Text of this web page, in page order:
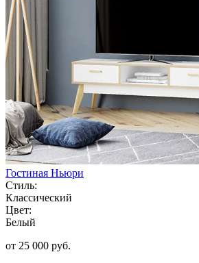
Гостиная Ньюри
Стиль:
Классический
Цвет:
Белый
от 25 000 руб.